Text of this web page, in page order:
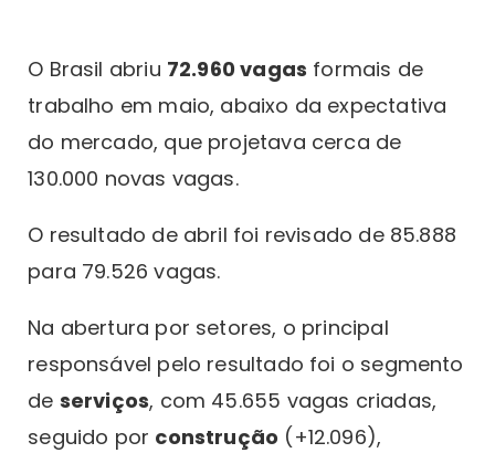
O Brasil abriu 72.960 vagas formais de
trabalho em maio, abaixo da expectativa
do mercado, que projetava cerca de
130.000 novas vagas.
O resultado de abril foi revisado de 85.888
para 79.526 vagas.
Na abertura por setores, o principal
responsável pelo resultado foi o segmento
de serviços, com 45.655 vagas criadas,
seguido por construção (+12.096),